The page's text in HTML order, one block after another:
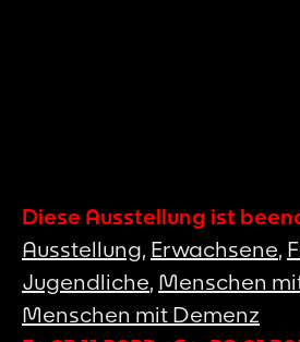
Diese Ausstellung ist
Ausstellung, Erwachsene,
Jugendliche, Menschen
Menschen mit Demenz